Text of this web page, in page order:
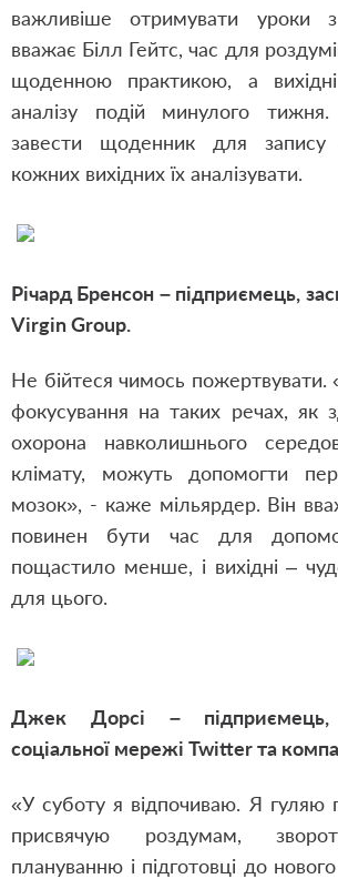
важливіше отримувати уроки
вважає Білл Гейтс, час для
щоденною практикою, а
аналізу подій минулого
завести щоденник для
кожних вихідних їх аналізувати.
Річард Бренсон – підприємець,
Virgin Group.
Не бійтеся чимось пожертвувати.
фокусування на таких речах, як
охорона навколишнього
клімату, можуть допомогти
мозок», - каже мільярдер. Він
повинен бути час для
пощастило менше, і вихідні –
для цього.
Джек Дорсі – підприємець,
соціальної мережі Twitter та
«У суботу я відпочиваю. Я гуляю
присвячую роздумам,
плануванню і підготовці до